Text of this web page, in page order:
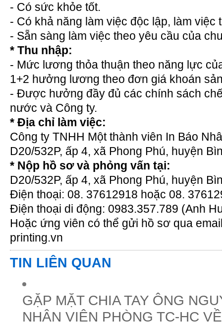
- Có sức khỏe tốt.
- Có khả năng làm việc độc lập, làm việc
- Sẵn sàng làm việc theo yêu cầu của
* Thu nhập:
- Mức lương thỏa thuận theo năng lực
1+2 hưởng lương theo đơn giá khoán
- Được hưởng đầy đủ các chính sách
nước và Công ty.
* Địa chỉ làm việc:
Công ty TNHH Một thành viên In Báo
D20/532P, ấp 4, xã Phong Phú, huyện
* Nộp hồ sơ và phỏng vấn tại:
D20/532P, ấp 4, xã Phong Phú, huyện
Điện thoại: 08. 37612918 hoặc 08.
Điện thoại di động: 0983.357.789 (Anh
Hoặc ứng viên có thể gửi hồ sơ qua
printing.vn
TIN LIÊN QUAN
GẶP MẶT CHIA TAY ÔNG
NHÂN VIÊN PHÒNG TC-HC